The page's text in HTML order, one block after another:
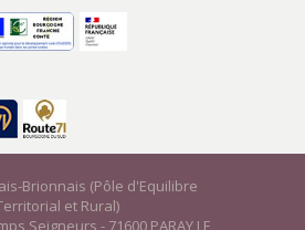
Brionnais (Pôle d'Equilibre
et Rural)
Seigneurs - 71600 PARAY LE